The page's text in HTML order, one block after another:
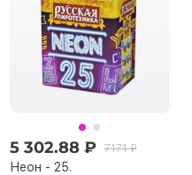
5 302.88 ₽ 7171 ₽
Неон - 25.